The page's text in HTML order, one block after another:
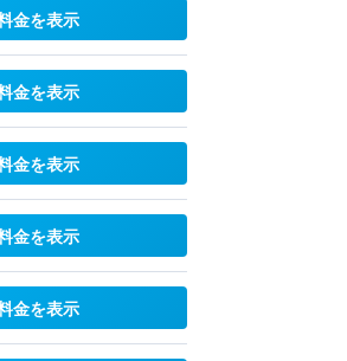
金を表示
金を表示
金を表示
金を表示
金を表示